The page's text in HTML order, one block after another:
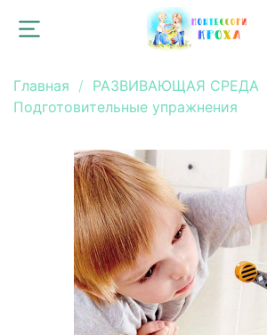
Главная РАЗВИВАЮЩАЯ СРЕДА
Подготовительные упражнения